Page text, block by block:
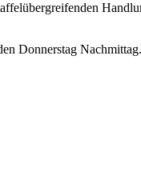
Donnerstag Nachmittag.